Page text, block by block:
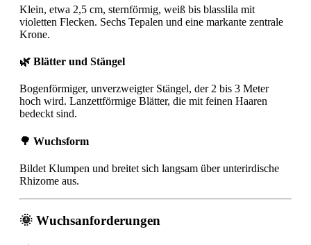
Klein, etwa 2,5 cm, sternförmig, weiß bis blasslila mit
violetten Flecken. Sechs Tepalen und eine markante zentrale
Krone.
🌿 Blätter und Stängel
Bogenförmiger, unverzweigter Stängel, der 2 bis 3 Meter
hoch wird. Lanzettförmige Blätter, die mit feinen Haaren
bedeckt sind.
🌳 Wuchsform
Bildet Klumpen und breitet sich langsam über unterirdische
Rhizome aus.
🌞 Wuchsanforderungen